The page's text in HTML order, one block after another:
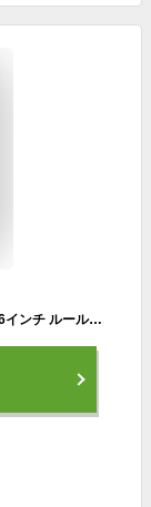
ゴルフ クラブ 左利き ドライバー レフティ メンズ 46インチ ルール適合 ダイナミクス USTマミヤ V-spec α-4シャフト仕様 10度 R / SR / S